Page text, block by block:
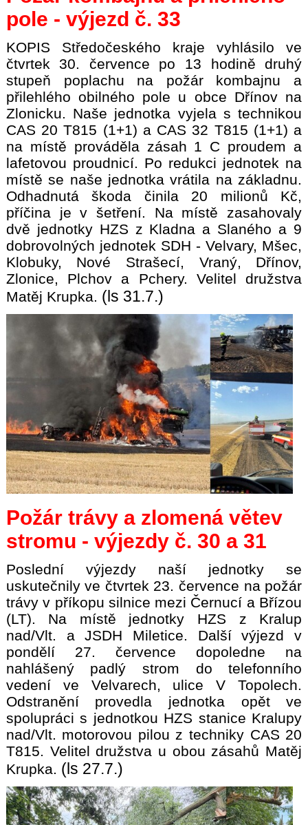
pole - výjezd č. 33
KOPIS Středočeského kraje vyhlásilo ve
čtvrtek 30. července po 13 hodině druhý
stupeň poplachu na požár kombajnu a
přilehlého obilného pole u obce Dřínov na
Zlonicku. Naše jednotka vyjela s technikou
CAS 20 T815 (1+1) a CAS 32 T815 (1+1) a
na místě prováděla zásah 1 C proudem a
lafetovou proudnicí. Po redukci jednotek na
místě se naše jednotka vrátila na základnu.
Odhadnutá škoda činila 20 milionů Kč,
příčina je v šetření. Na místě zasahovaly
dvě jednotky HZS z Kladna a Slaného a 9
dobrovolných jednotek SDH - Velvary, Mšec,
Klobuky, Nové Strašecí, Vraný, Dřínov,
Zlonice, Plchov a Pchery. Velitel družstva
Matěj Krupka. (ls 31.7.)
Požár trávy a zlomená větev
stromu - výjezdy č. 30 a 31
Poslední výjezdy naší jednotky se
uskutečnily ve čtvrtek 23. července na požár
trávy v příkopu silnice mezi Černucí a Břízou
(LT). Na místě jednotky HZS z Kralup
nad/Vlt. a JSDH Miletice. Další výjezd v
pondělí 27. července dopoledne na
nahlášený padlý strom do telefonního
vedení ve Velvarech, ulice V Topolech.
Odstranění provedla jednotka opět ve
spolupráci s jednotkou HZS stanice Kralupy
nad/Vlt. motorovou pilou z techniky CAS 20
T815. Velitel družstva u obou zásahů Matěj
Krupka. (ls 27.7.)